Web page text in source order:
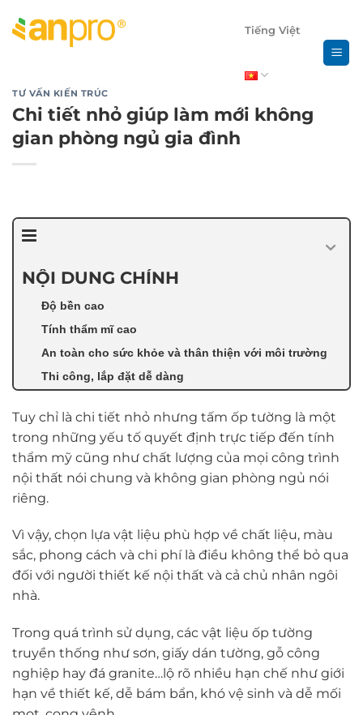
đến
Tiếng Việt
TƯ VẤN KIẾN TRÚC
Chi tiết nhỏ giúp làm mới không
gian phòng ngủ gia đình
NỘI DUNG CHÍNH
Độ bền cao
Tính thẩm mĩ cao
An toàn cho sức khỏe và thân thiện với môi trường
Thi công, lắp đặt dễ dàng
Tuy chỉ là chi tiết nhỏ nhưng tấm ốp tường là một
trong những yếu tố quyết định trực tiếp đến tính
thẩm mỹ cũng như chất lượng của mọi công trình
nội thất nói chung và không gian phòng ngủ nói
riêng.
Vì vậy, chọn lựa vật liệu phù hợp về chất liệu, màu
sắc, phong cách và chi phí là điều không thể bỏ qua
đối với người thiết kế nội thất và cả chủ nhân ngôi
nhà.
Trong quá trình sử dụng, các vật liệu ốp tường
truyền thống như sơn, giấy dán tường, gỗ công
nghiệp hay đá granite…lộ rõ nhiều hạn chế như giới
hạn về thiết kế, dễ bám bẩn, khó vệ sinh và dễ mối